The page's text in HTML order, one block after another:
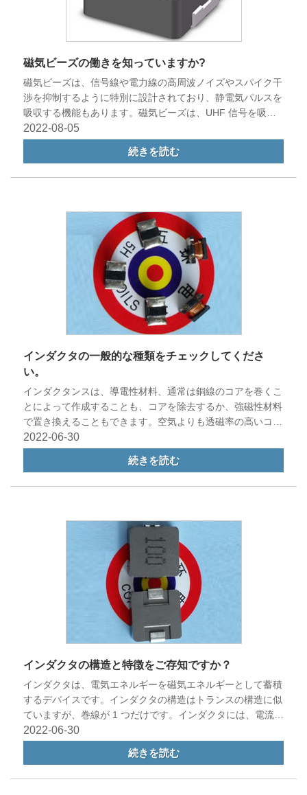
磁気ビーズの働きを知っていますか?
磁気ビーズは、信号線や電力線の高周波ノイズやスパイク干
渉を抑制するように特別に設計されており、静電気パルスを
吸収する機能もあります。磁気ビーズは、UHF 信号を吸収
するために使用されます。
2022-08-05
続きを読む
インダクタの一般的な種類をチェックしてくださ
い。
インダクタンスは、導電性材料、通常は銅線のコアを巻くこ
とによって作成することも、コアを除去するか、強磁性材料
で置き換えることもできます。空気よりも透磁率の高いコア
材料は、インダクタンス素子の周囲に磁界をよりしっかりと
結合させることができるため、インダクタンスが増加しま
2022-06-30
続きを読む
インダクタの構造と特徴をご存知ですか？
インダクタは、電気エネルギーを磁気エネルギーとして蓄積
するデバイスです。インダクタの構造はトランスの構造に似
ていますが、巻線が 1 つだけです。インダクタには、電流の
変化にのみ抵抗する特定のインダクタンスがあります。
2022-06-30
続きを読む